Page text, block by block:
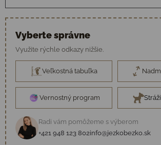
Vyberte správne
Využite rýchle odkazy nižšie.
Veľkostná tabuľka
Vernostný program
Radi vám pomôžeme s výberom
+421 948 123 802info@jezkobezko.sk